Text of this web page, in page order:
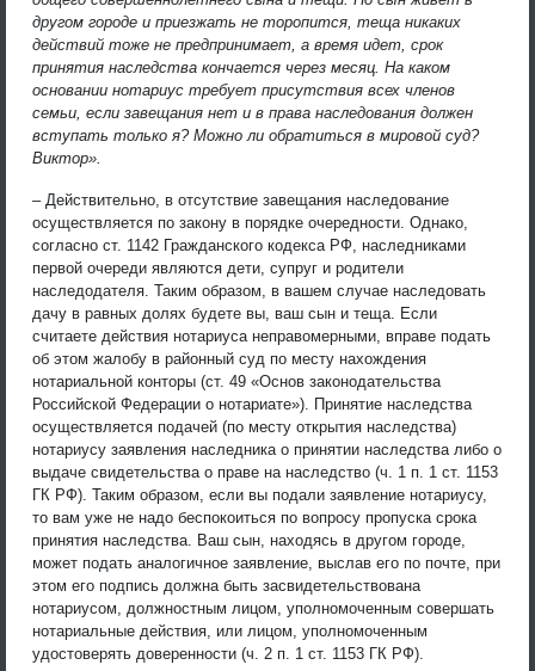
другом городе и приезжать не торопится, теща никаких
действий тоже не предпринимает, а время идет, срок
принятия наследства кончается через месяц. На каком
основании нотариус требует присутствия всех членов
семьи, если завещания нет и в права наследования должен
вступать только я? Можно ли обратиться в мировой суд?
Виктор».
– Действительно, в отсутствие завещания наследование
осуществляется по закону в порядке очередности. Однако,
согласно ст. 1142 Гражданского кодекса РФ, наследниками
первой очереди являются дети, супруг и родители
наследодателя. Таким образом, в вашем случае наследовать
дачу в равных долях будете вы, ваш сын и теща. Если
считаете действия нотариуса неправомерными, вправе подать
об этом жалобу в районный суд по месту нахождения
нотариальной конторы (ст. 49 «Основ законодательства
Российской Федерации о нотариате»). Принятие наследства
осуществляется подачей (по месту открытия наследства)
нотариусу заявления наследника о принятии наследства либо о
выдаче свидетельства о праве на наследство (ч. 1 п. 1 ст. 1153
ГК РФ). Таким образом, если вы подали заявление нотариусу,
то вам уже не надо беспокоиться по вопросу пропуска срока
принятия наследства. Ваш сын, находясь в другом городе,
может подать аналогичное заявление, выслав его по почте, при
этом его подпись должна быть засвидетельствована
нотариусом, должностным лицом, уполномоченным совершать
нотариальные действия, или лицом, уполномоченным
удостоверять доверенности (ч. 2 п. 1 ст. 1153 ГК РФ).